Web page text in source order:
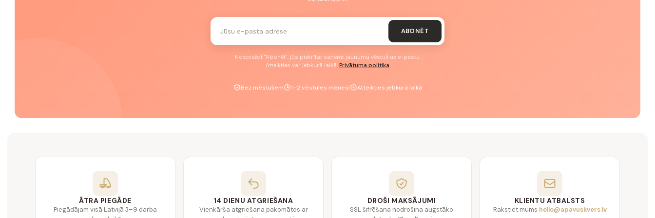
ABONĒT
Nospiežot "Abonēt", jūs piekrītat saņemt jaunumu vēstuli uz e-pastu.
Atteikties var jebkurā laikā. Privātuma politika
Bez mēstuļiem 1–2 vēstules mēnesī Atteikties jebkurā laikā
ĀTRA PIEGĀDE
Piegādājam visā Latvijā 3–9 darba
14 DIENU ATGRIEŠANA
Vienkārša atgriešana pakomātos ar
DROŠI MAKSĀJUMI
SSL šifrēšana nodrošina augstāko
KLIENTU ATBALSTS
Rakstiet mums hello@apavuskvers.lv